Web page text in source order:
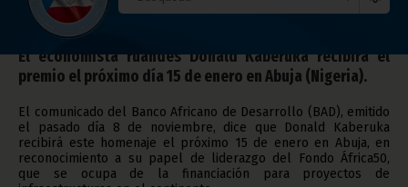
Noticias África
El economista ruandés Donald Kaberuka recibirá el
premio el próximo día 15 de enero en Abuja (Nigeria).
El comunicado del Banco Africano de Desarrollo (BAD), emitido
el pasado día 8 de noviembre, dice que Donald Kaberuka
recibirá este homenaje el próximo 15 de enero en Abuja, en
reconocimiento a su papel de liderazgo del Fondo África50,
que se ocupa de la financiación para proyectos de